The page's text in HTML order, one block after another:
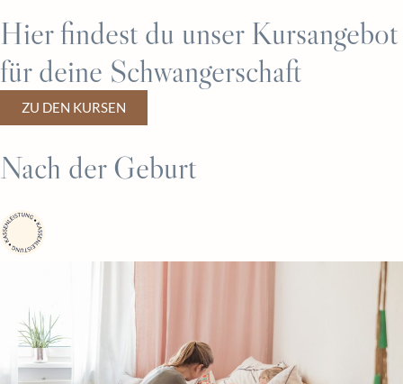
Hier findest du unser Kursangebot
für deine Schwangerschaft
ZU DEN KURSEN
Nach der Geburt